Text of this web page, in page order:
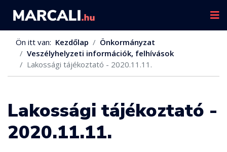
Ön itt van: Kezdőlap
Önkormányzat
Veszélyhelyzeti információk, felhívások
Lakossági tájékoztató - 2020.11.11.
Lakossági tájékoztató -
2020.11.11.